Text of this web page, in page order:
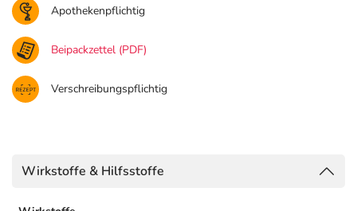
Apothekenpflichtig
Beipackzettel (PDF)
Verschreibungspflichtig
Wirkstoffe & Hilfsstoffe